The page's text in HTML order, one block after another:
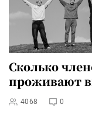
Сколько
проживают
4068 0